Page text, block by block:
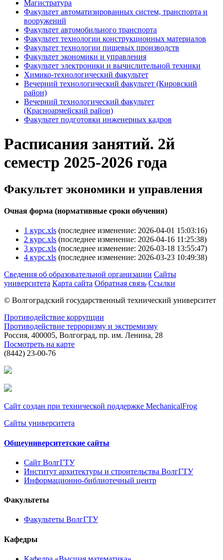
Магистратура
Факультет автоматизированных систем, транспорта и
вооружений
Факультет автомобильного транспорта
Факультет технологии конструкционных материалов
Факультет технологии пищевых производств
Факультет экономики и управления
Факультет электроники и вычислительной техники
Химико-технологический факультет
Вечерний технологический факультет (Кировский
район)
Вечерний технологический факультет
(Красноармейский район)
Факультет подготовки инженерных кадров
Расписания занятий. 2й
семестр 2025-2026 года
Факультет экономики и управления
Очная форма (нормативные сроки обучения)
1 курс.xls (последнее изменение: 2026-04-01 15:03:16)
2 курс.xls (последнее изменение: 2026-04-16 11:25:38)
3 курс.xls (последнее изменение: 2026-03-18 13:55:47)
4 курс.xls (последнее изменение: 2026-03-23 10:49:38)
Сведения об образовательной организации Сайты
университета Карта сайта Обратная связь Ссылки
© Волгоградский государственный технический университет
Противодействие коррупции
Противодействие терроризму и экстремизму
Россия, 400005, Волгоград, пр. им. Ленина, 28
Посмотреть на карте
(8442) 23-00-76
Сайт создан при технической поддержке MechanicalFrog
Сайты университета
Общеуниверситетские сайты
Сайт ВолгГТУ
Институт архитектуры и строительства ВолгГТУ
Информационно-библиотечный центр
Факультеты
Факультеты ВолгГТУ
Кафедры